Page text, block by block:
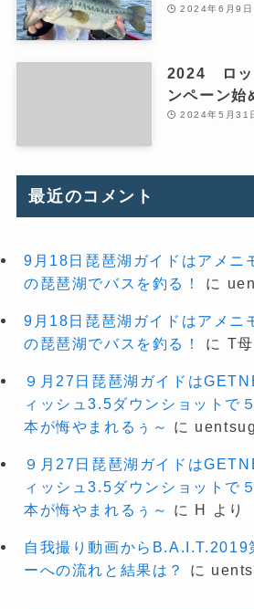
2024年6月9日
2024 ロッ
ンペーン始
2024年5月31
最近のコメント
9月18日琵琶湖ガイドはアメニ
の琵琶湖でバスを釣る！
に
9月18日琵琶湖ガイドはアメニ
の琵琶湖でバスを釣る！
に T母
９月27日琵琶湖ガイドは
ィッシュ3.5ダウンショットで
本が悔やまれるぅ～
に
９月27日琵琶湖ガイドは
ィッシュ3.5ダウンショットで
本が悔やまれるぅ～
に H より
自我撮り動画からB.A.I.T.2019
ーへの流れと結果は？
に